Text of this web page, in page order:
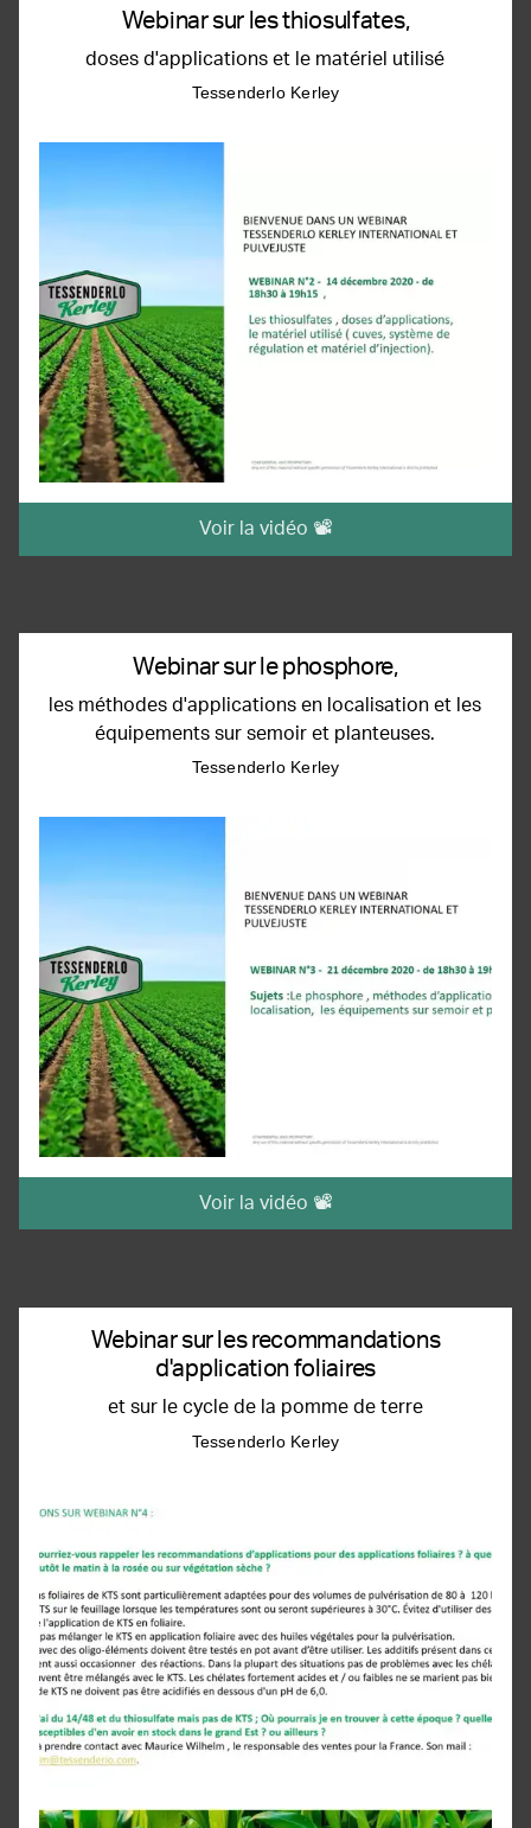
Webinar sur les thiosulfates,
doses d'applications et le matériel utilisé
Tessenderlo Kerley
Voir la vidéo 📽️
Webinar sur le phosphore,
les méthodes d'applications en localisation et les
équipements sur semoir et planteuses.
Tessenderlo Kerley
Voir la vidéo 📽️
Webinar sur les recommandations
d'application foliaires
et sur le cycle de la pomme de terre
Tessenderlo Kerley